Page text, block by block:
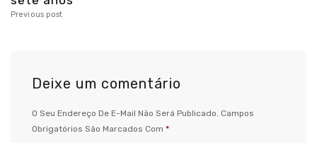
Previous post
Deixe um comentário
O Seu Endereço De E-Mail Não Será Publicado. Campos
Obrigatórios São Marcados Com *